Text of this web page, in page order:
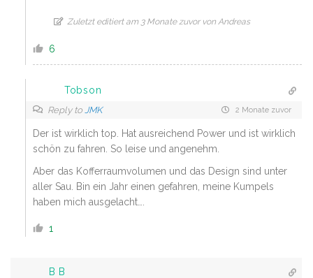
Zuletzt editiert am 3 Monate zuvor von Andreas
6
Tobson
Reply to JMK 2 Monate zuvor
Der ist wirklich top. Hat ausreichend Power und ist wirklich
schön zu fahren. So leise und angenehm.
Aber das Kofferraumvolumen und das Design sind unter
aller Sau. Bin ein Jahr einen gefahren, meine Kumpels
haben mich ausgelacht….
1
B B